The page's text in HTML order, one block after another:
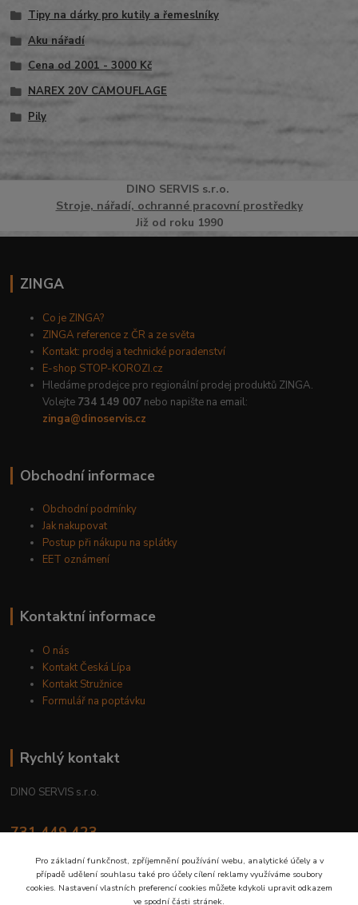
Tipy na dárky pro kutily a řemeslníky
Aku nářadí
Cena od 2001 - 3000 Kč
NAREX 20V CAMOUFLAGE
Pily
DINO SERVISs.r.o.
Stroje, nářadí, ochranné pracovní prostředky
Již od roku 1990
ZINGA
Co je ZINGA?
ZINGA reference z ČR a ze světa
Kontakt: prodej a technické poradenství
E-shop STOP-KOROZI.cz
Hledáme prodejce pro regionální prodej produktů ZINGA.
Volejte 734 149 007 nebo napište na email:
zinga@dinoservis.cz
Obchodní informace
Obchodní podmínky
Jak nakupovat
Postup při nákupu na splátky
EET oznámení
Kontaktní informace
O nás
Kontakt Česká Lípa
Kontakt Stružnice
Formulář na poptávku
Rychlý kontakt
DINO SERVIS s.r.o.
731 449 423
prodejna@dinoservis.cz
Pro základní funkčnost, zpříjemnění používání webu, analytické účely a v
případě udělení souhlasu také pro účely cílení reklamy využíváme soubory
cookies. Nastavení vlastních preferencí cookies můžete kdykoli upravit odkazem
ve spodní části stránek.